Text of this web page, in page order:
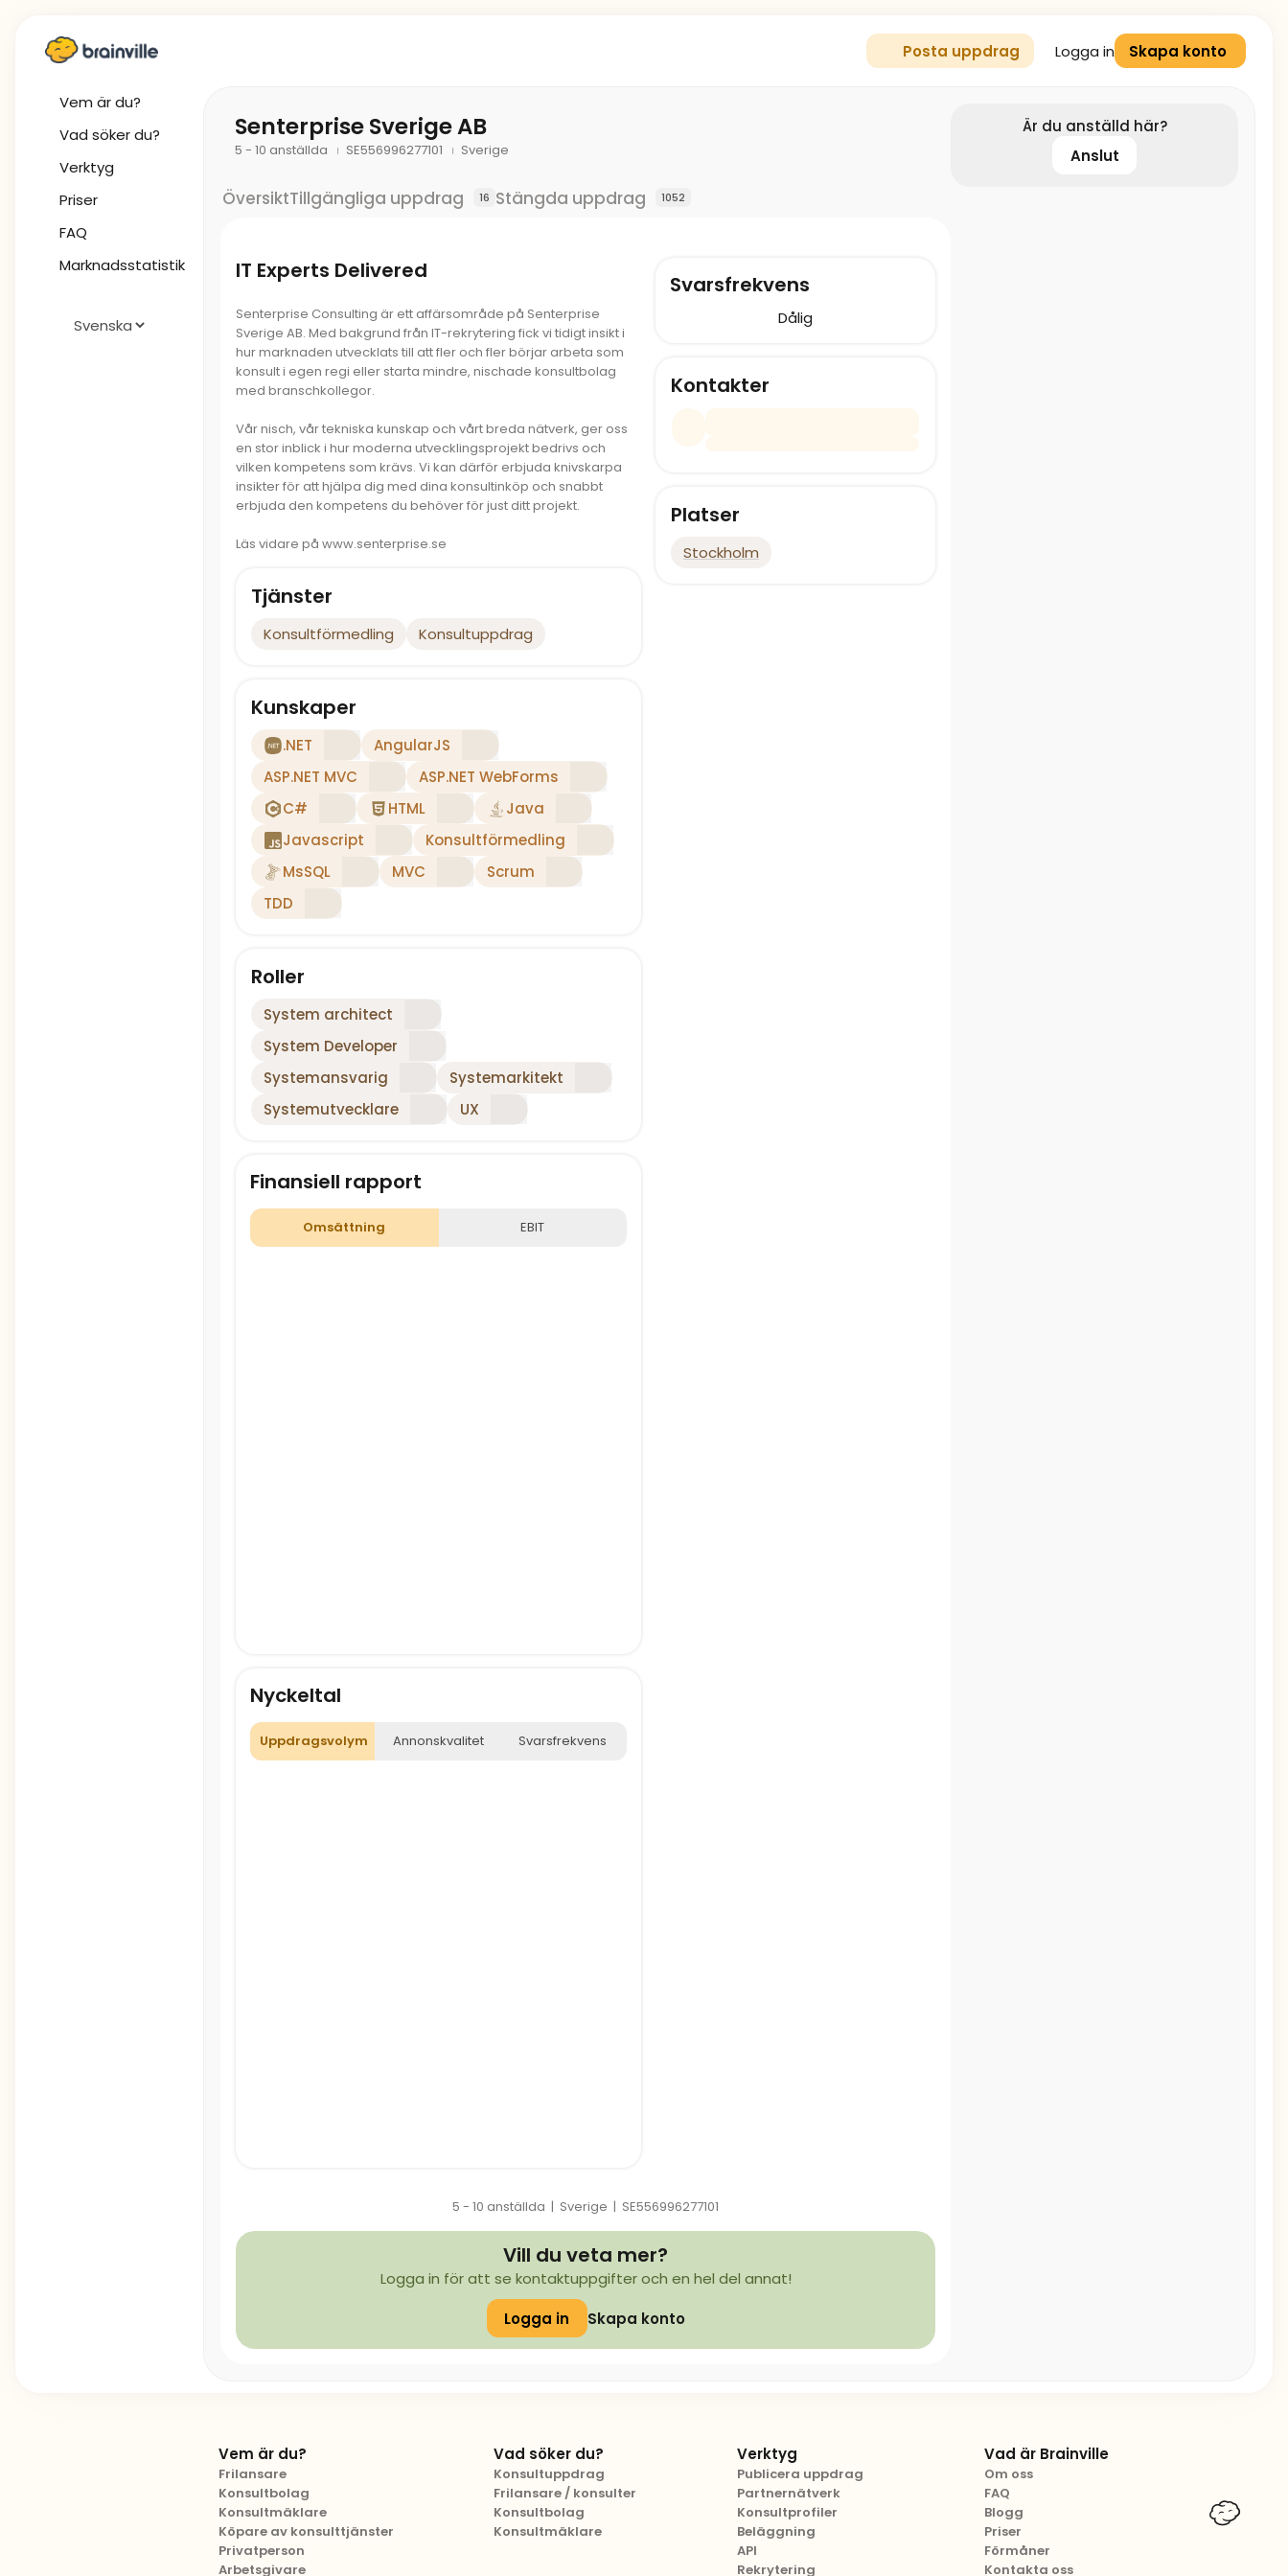
Vem är du?
Vad söker du?
Verktyg
Priser
FAQ
Marknadsstatistik
Posta uppdrag Logga in Skapa konto
Senterprise Sverige AB
5 - 10 anställda SE556996277101 Sverige
ÖversiktTillgängliga uppdrag 16 Stängda uppdrag 1052
IT Experts Delivered
Senterprise Consulting är ett affärsområde på Senterprise
Sverige AB. Med bakgrund från IT-rekrytering fick vi tidigt insikt i
hur marknaden utvecklats till att fler och fler börjar arbeta som
konsult i egen regi eller starta mindre, nischade konsultbolag
med branschkollegor.
Vår nisch, vår tekniska kunskap och vårt breda nätverk, ger oss
en stor inblick i hur moderna utvecklingsprojekt bedrivs och
vilken kompetens som krävs. Vi kan därför erbjuda knivskarpa
insikter för att hjälpa dig med dina konsultinköp och snabbt
erbjuda den kompetens du behöver för just ditt projekt.
Läs vidare på www.senterprise.se
Tjänster
Konsultförmedling Konsultuppdrag
Kunskaper
.NET
AngularJS
ASP.NET MVC
ASP.NET WebForms
C#
HTML
Java
Javascript
Konsultförmedling
MsSQL
MVC
Scrum
TDD
Roller
System architect
System Developer
Systemansvarig
Systemarkitekt
Systemutvecklare
UX
Finansiell rapport
Omsättning EBIT
Nyckeltal
Uppdragsvolym Annonskvalitet Svarsfrekvens
Svarsfrekvens
Dålig
Kontakter
Platser
Stockholm
5 - 10 anställda | Sverige | SE556996277101
Vill du veta mer?
Logga in för att se kontaktuppgifter och en hel del annat!
Logga in
Skapa konto
Är du anställd här?
Anslut
Vem är du?
Frilansare
Konsultbolag
Konsultmäklare
Köpare av konsulttjänster
Privatperson
Arbetsgivare
Vad söker du?
Konsultuppdrag
Frilansare / konsulter
Konsultbolag
Konsultmäklare
Verktyg
Publicera uppdrag
Partnernätverk
Konsultprofiler
Beläggning
API
Rekrytering
Vad är Brainville
Om oss
FAQ
Blogg
Priser
Förmåner
Kontakta oss